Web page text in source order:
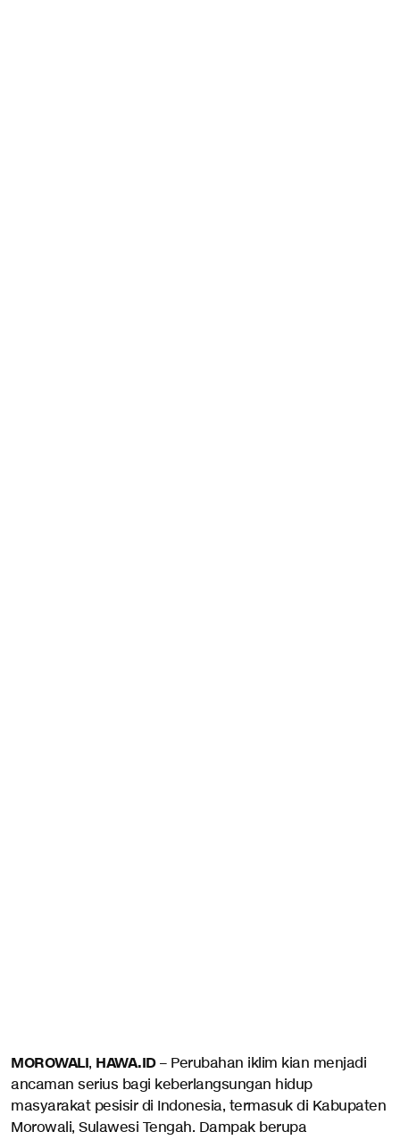
MOROWALI, HAWA.ID– Perubahan iklim kian menjadi
ancaman serius bagi keberlangsungan hidup
masyarakat pesisir di Indonesia, termasuk di Kabupaten
Morowali, Sulawesi Tengah. Dampak berupa